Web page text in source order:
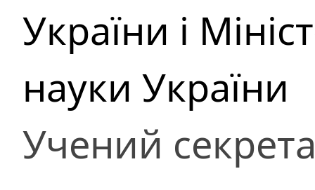
України і
науки України
Учений